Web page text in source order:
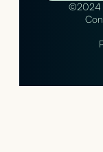
©2024